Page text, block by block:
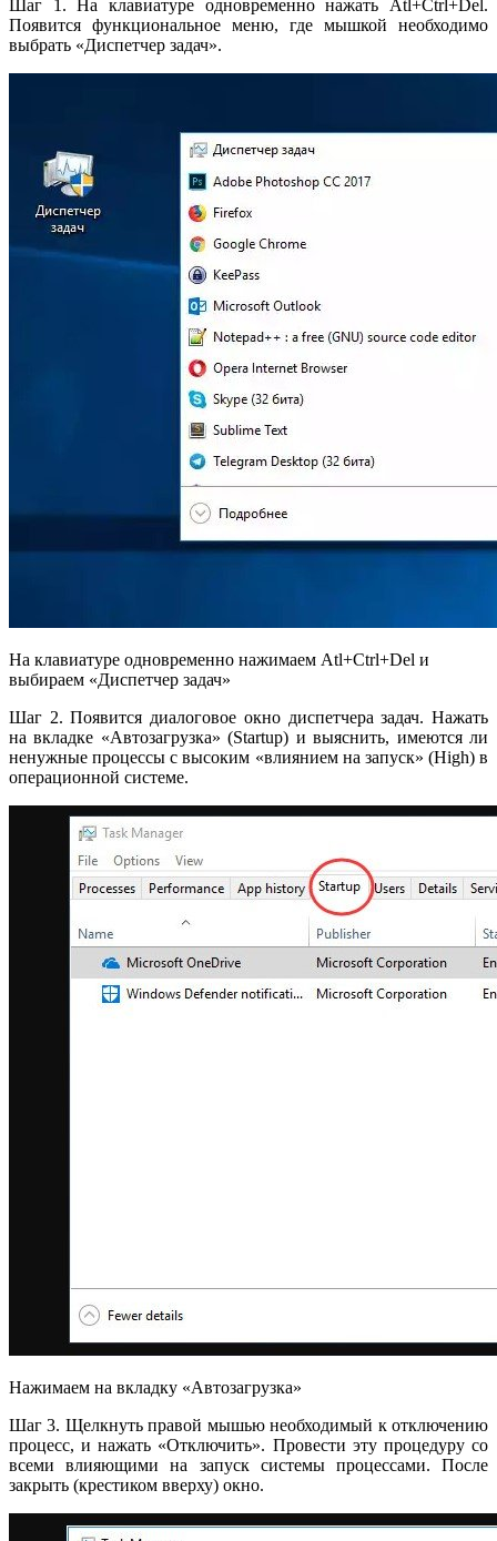
Шаг 1. На клавиатуре одновременно нажать Atl+Ctrl+Del.
Появится функциональное меню, где мышкой необходимо
выбрать «Диспетчер задач».
На клавиатуре одновременно нажимаем Atl+Ctrl+Del и
выбираем «Диспетчер задач»
Шаг 2. Появится диалоговое окно диспетчера задач. Нажать
на вкладке «Автозагрузка» (Startup) и выяснить, имеются ли
ненужные процессы с высоким «влиянием на запуск» (High) в
операционной системе.
Нажимаем на вкладку «Автозагрузка»
Шаг 3. Щелкнуть правой мышью необходимый к отключению
процесс, и нажать «Отключить». Провести эту процедуру со
всеми влияющими на запуск системы процессами. После
закрыть (крестиком вверху) окно.